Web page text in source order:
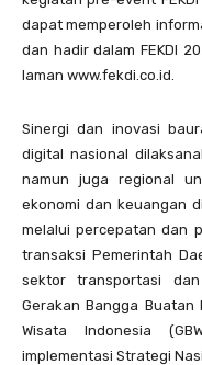
dapat memperoleh
dan hadir dalam FEKDI
laman www.fekdi.co.id.
Sinergi dan inovasi
digital nasional
namun juga regional
ekonomi dan keuangan
melalui percepatan dan
transaksi Pemerintah
sektor transportasi
Gerakan Bangga Buatan
Wisata Indonesia
implementasi Strategi